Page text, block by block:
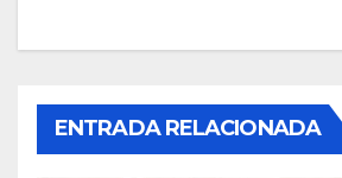
ENTRADA RELACIONADA